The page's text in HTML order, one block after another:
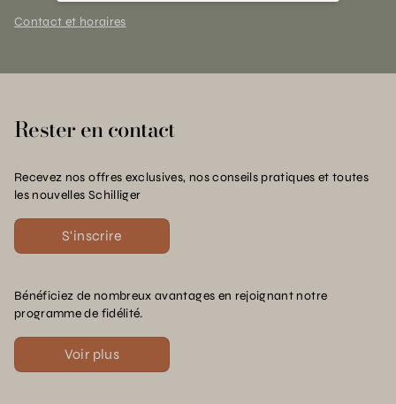
Contact et horaires
Rester en contact
Recevez nos offres exclusives, nos conseils pratiques et toutes
les nouvelles Schilliger
S'inscrire
Bénéficiez de nombreux avantages en rejoignant notre
programme de fidélité.
Voir plus